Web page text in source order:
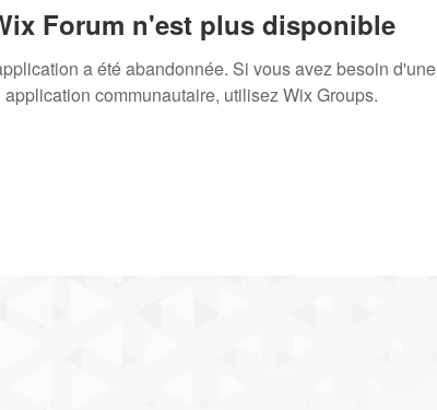
Forum n'est plus disponible
a été abandonnée. Si vous avez besoin d'une
application communautaire, utilisez Wix Groups.